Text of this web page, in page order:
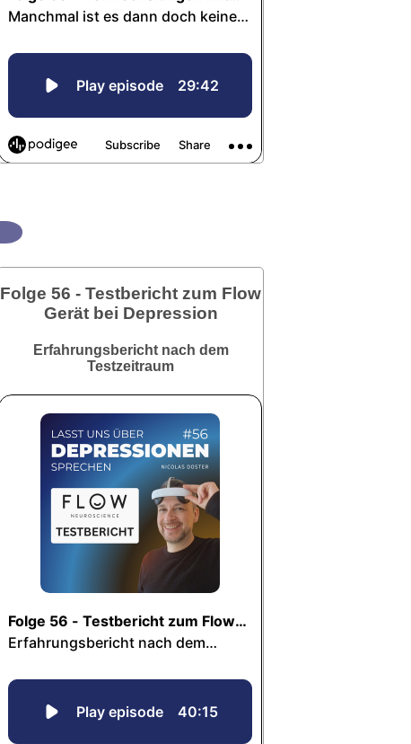
Folge 56 - Testbericht zum Flow
Gerät bei Depression
Erfahrungsbericht nach dem
Testzeitraum